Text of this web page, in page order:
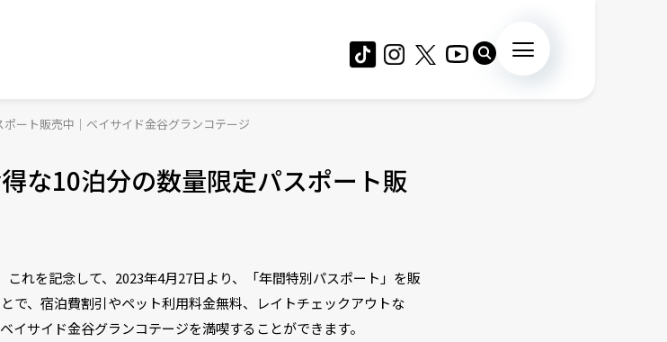
ート販売中｜ベイサイド金谷グランコテージ
な10泊分の数量限定パスポート販
れを記念して、2023年4月27日より、「年間特別パスポート」を販
で、宿泊費割引やペット利用料金無料、レイトチェックアウトな
サイド金谷グランコテージを満喫することができます。